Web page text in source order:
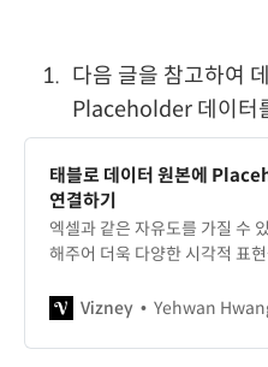
다음 글을 참고하여
Placeholder 데이터
태블로 데이터 원본에
연결하기
엑셀과 같은 자유도를 가질 수
해주어 더욱 다양한 시각적 표
연결하는 방법입니다.
Vizney Yehwan